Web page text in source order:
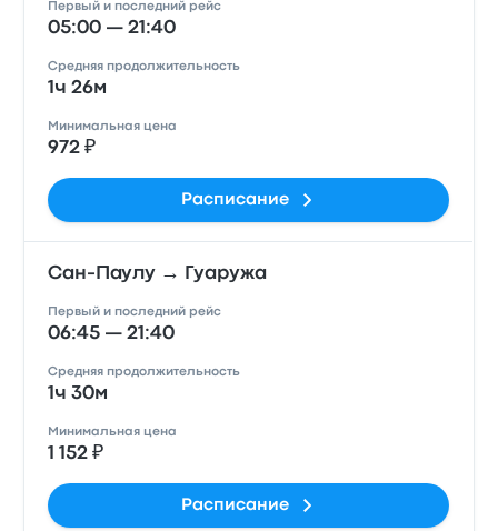
Первый и последний рейс
05:00 — 21:40
Средняя продолжительность
1ч 26м
Минимальная цена
972 ₽
Расписание
Сан-Паулу → Гуаружа
Первый и последний рейс
06:45 — 21:40
Средняя продолжительность
1ч 30м
Минимальная цена
1 152 ₽
Расписание